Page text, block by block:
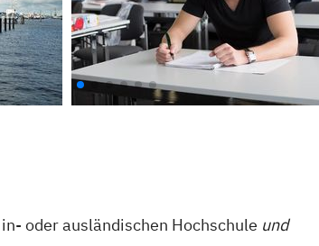
oder ausländischen Hochschule und